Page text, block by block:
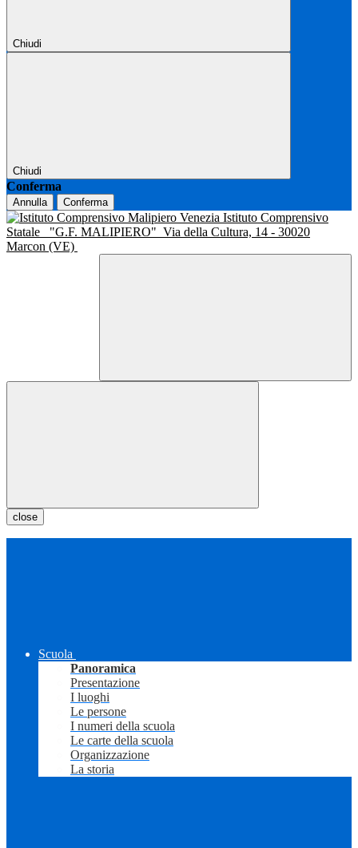
Chiudi
Chiudi
Conferma
Annulla Conferma
Istituto Comprensivo
Statale
"G.F. MALIPIERO" Via della Cultura, 14 - 30020
Marcon (VE)
close
Scuola
Panoramica
Presentazione
I luoghi
Le persone
I numeri della scuola
Le carte della scuola
Organizzazione
La storia